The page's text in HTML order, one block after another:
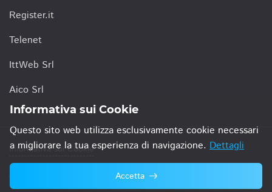
Register.it
Telenet
IttWeb Srl
Aico Srl
Informativa sui Cookie
© 2021 TIM San Marino S.p.A.
Informativa sui Cookie
Questo sito web utilizza esclusivamente cookie necessari
a migliorare la tua esperienza di navigazione. Dettagli
Accetta